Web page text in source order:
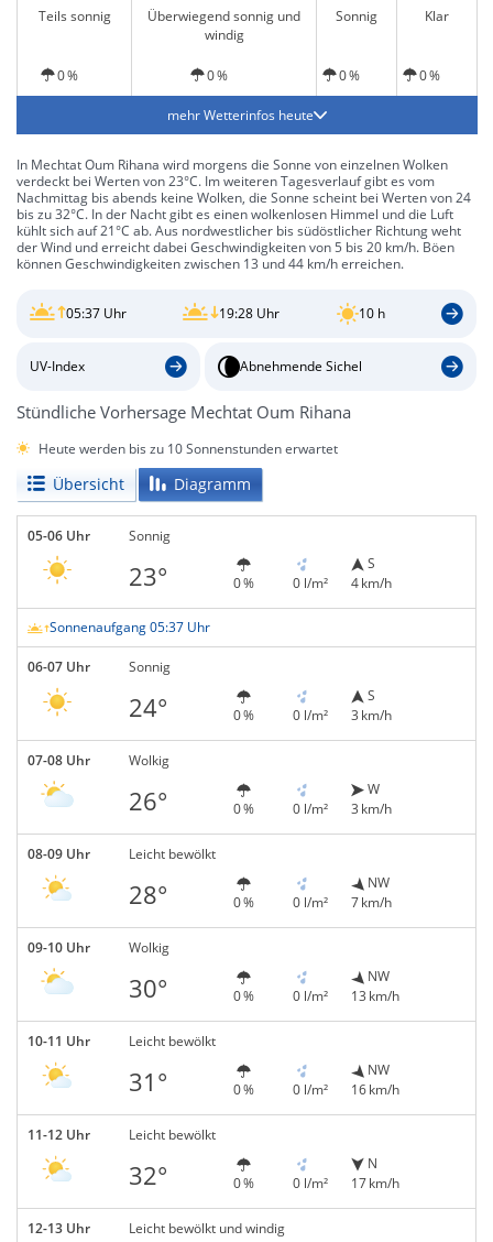
Teils sonnig
Überwiegend sonnig und
windig
Sonnig Klar
0 % 0 % 0 % 0 %
mehr Wetterinfos heute
In Mechtat Oum Rihana wird morgens die Sonne von einzelnen Wolken
verdeckt bei Werten von 23°C. Im weiteren Tagesverlauf gibt es vom
Nachmittag bis abends keine Wolken, die Sonne scheint bei Werten von 24
bis zu 32°C. In der Nacht gibt es einen wolkenlosen Himmel und die Luft
kühlt sich auf 21°C ab. Aus nordwestlicher bis südöstlicher Richtung weht
der Wind und erreicht dabei Geschwindigkeiten von 5 bis 20 km/h. Böen
können Geschwindigkeiten zwischen 13 und 44 km/h erreichen.
05:37 Uhr 19:28 Uhr 10 h
UV-Index Abnehmende Sichel
Stündliche Vorhersage Mechtat Oum Rihana
Heute werden bis zu 10 Sonnenstunden erwartet
Übersicht Diagramm
05-06 Uhr Sonnig
23° 0 % 0 l/m²
S
4 km/h
Sonnenaufgang 05:37 Uhr
06-07 Uhr Sonnig
24° 0 % 0 l/m²
S
3 km/h
07-08 Uhr Wolkig
26° 0 % 0 l/m²
W
3 km/h
08-09 Uhr Leicht bewölkt
28° 0 % 0 l/m²
NW
7 km/h
09-10 Uhr Wolkig
30° 0 % 0 l/m²
NW
13 km/h
10-11 Uhr Leicht bewölkt
31° 0 % 0 l/m²
NW
16 km/h
11-12 Uhr Leicht bewölkt
32° 0 % 0 l/m²
N
17 km/h
12-13 Uhr Leicht bewölkt und windig